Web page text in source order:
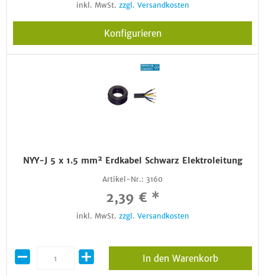
inkl. MwSt. zzgl. Versandkosten
Konfigurieren
NYY-J 5 x 1.5 mm² Erdkabel Schwarz Elektroleitung
Artikel-Nr.: 3160
2,39 € *
inkl. MwSt. zzgl. Versandkosten
In den Warenkorb